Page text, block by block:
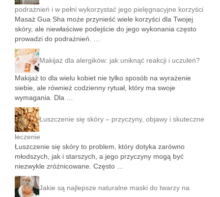
podrażnień i w pełni wykorzystać jego pielęgnacyjne korzyści
Masaż Gua Sha może przynieść wiele korzyści dla Twojej
skóry, ale niewłaściwe podejście do jego wykonania często
prowadzi do podrażnień. …
Makijaż dla alergików: jak uniknąć reakcji i uczuleń?
Makijaż to dla wielu kobiet nie tylko sposób na wyrażenie
siebie, ale również codzienny rytuał, który ma swoje
wymagania. Dla …
Łuszczenie się skóry – przyczyny, objawy i skuteczne
leczenie
Łuszczenie się skóry to problem, który dotyka zarówno
młodszych, jak i starszych, a jego przyczyny mogą być
niezwykle zróżnicowane. Często …
Jakie są najlepsze naturalne maski do twarzy na